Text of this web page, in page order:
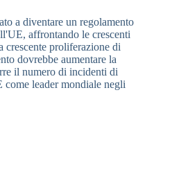
a diventare un regolamento
affrontando le crescenti
crescente proliferazione di
dovrebbe aumentare la
il numero di incidenti di
leader mondiale negli